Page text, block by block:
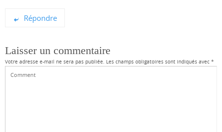
Répondre
Laisser un commentaire
Votre adresse e-mail ne sera pas publiée. Les champs obligatoires sont indiqués avec *